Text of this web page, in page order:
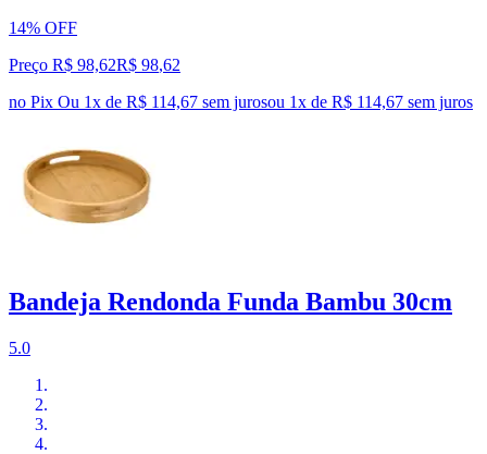
14% OFF
Preço R$ 98,62R$ 98,62
no Pix Ou 1x de R$ 114,67 sem jurosou 1x de R$ 114,67 sem juros
Bandeja Rendonda Funda Bambu 30cm
5.0